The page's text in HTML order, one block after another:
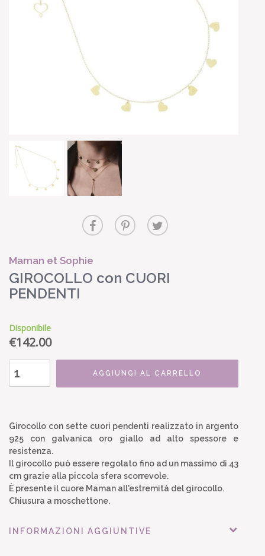
Maman et Sophie
GIROCOLLO con CUORI
PENDENTI
Disponibile
€142.00
AGGIUNGI AL CARRELLO
Girocollo con sette cuori pendenti realizzato in argento
925 con galvanica oro giallo ad alto spessore e
resistenza.
Il girocollo può essere regolato fino ad un massimo di 43
cm grazie alla piccola sfera scorrevole.
È presente il cuore Maman all'estremità del girocollo.
Chiusura a moschettone.
INFORMAZIONI AGGIUNTIVE